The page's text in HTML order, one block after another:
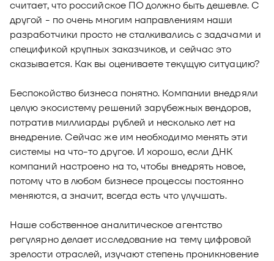
считает, что российское ПО должно быть дешевле. С
другой - по очень многим направлениям наши
разработчики просто не сталкивались с задачами и
спецификой крупных заказчиков, и сейчас это
сказывается. Как вы оцениваете текущую ситуацию?
Беспокойство бизнеса понятно. Компании внедряли
целую экосистему решений зарубежных вендоров,
потратив миллиарды рублей и несколько лет на
внедрение. Сейчас же им необходимо менять эти
системы на что-то другое. И хорошо, если ДНК
компаний настроено на то, чтобы внедрять новое,
потому что в любом бизнесе процессы постоянно
меняются, а значит, всегда есть что улучшать.
Наше собственное аналитическое агентство
регулярно делает исследование на тему цифровой
зрелости отраслей, изучают степень проникновение